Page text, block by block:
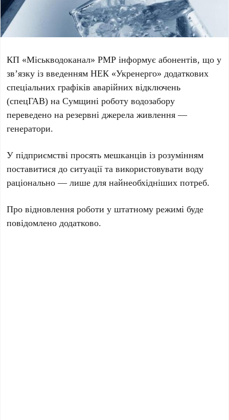
КП «Міськводоканал» РМР інформує абонентів, що у
зв’язку із введенням НЕК «Укренерго» додаткових
спеціальних графіків аварійних відключень
(спецГАВ) на Сумщині роботу водозабору
переведено на резервні джерела живлення —
генератори.
У підприємстві просять мешканців із розумінням
поставитися до ситуації та використовувати воду
раціонально — лише для найнеобхідніших потреб.
Про відновлення роботи у штатному режимі буде
повідомлено додатково.